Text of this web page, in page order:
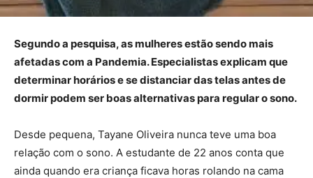
Segundo a pesquisa, as mulheres estão sendo mais
afetadas com a Pandemia. Especialistas explicam que
determinar horários e se distanciar das telas antes de
dormir podem ser boas alternativas para regular o sono.
Desde pequena, Tayane Oliveira nunca teve uma boa
relação com o sono. A estudante de 22 anos conta que
ainda quando era criança ficava horas rolando na cama